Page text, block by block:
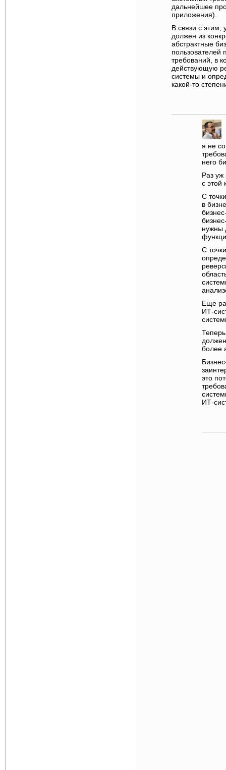
дальнейшее
приложения).
В связи с этим,
должен из
абстрактные
пользователей
требований, в
действующую
системы и
какой-то
я не
него
Раз уж
с этой
С
в
нужны
С
Еще
ИТ-
более
это
ИТ-